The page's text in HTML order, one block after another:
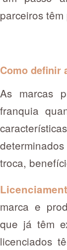
parceiros
Como definir
As marcas
franquia
troca,
marca e
que já têm
licenciados